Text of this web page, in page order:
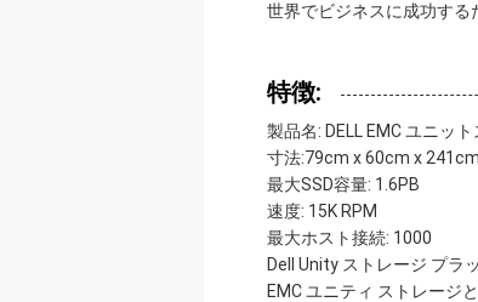
世界でビジネスに成功する
特徴:
製品名: DELL EMC ユニッ
寸法:79cm x 60cm x 241cm
最大SSD容量: 1.6PB
速度: 15K RPM
最大ホスト接続: 1000
Dell Unity ストレージ プラ
EMC ユニティ ストレージ